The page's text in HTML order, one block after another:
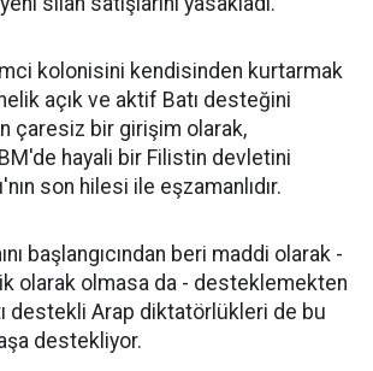
kolonisini kendisinden kurtarmak
açık ve aktif Batı desteğini
çaresiz bir girişim olarak,
hayali bir Filistin devletini
son hilesi ile eşzamanlıdır.
başlangıcından beri maddi olarak -
olarak olmasa da - desteklemekten
destekli Arap diktatörlükleri de bu
destekliyor.